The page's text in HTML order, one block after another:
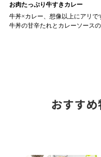
お肉たっぷり牛すきカレー
牛丼×カレー、想像以上にアリで
牛丼の甘辛たれとカレーソース
丼の素を中央にのせます。 3.
からカレーソースをかけ、サラ
盛りつけます。 ※牛丼の素のた
おすす